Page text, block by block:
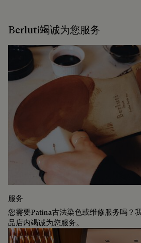
Berluti竭诚为您服务
服务
您需要Patina古法染色或维修服务吗？
品店内竭诚为您服务。